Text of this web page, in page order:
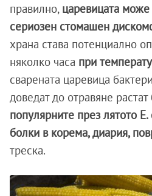
правилно, царевицата
сериозен стомашен
храна става потенциално
няколко часа при
сварената царевица
доведат до отравяне растат
популярните през лятото
болки в корема, диария,
треска.